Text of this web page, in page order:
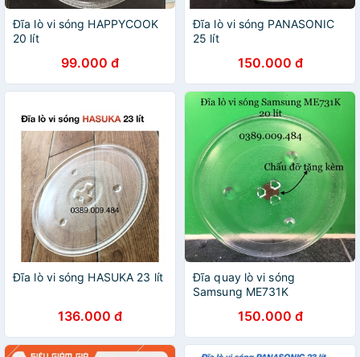
Đĩa lò vi sóng HAPPYCOOK
20 lít
99.000 đ
Đĩa lò vi sóng PANASONIC
25 lít
150.000 đ
Đĩa lò vi sóng HASUKA 23 lít
136.000 đ
Đĩa quay lò vi sóng
Samsung ME731K
150.000 đ